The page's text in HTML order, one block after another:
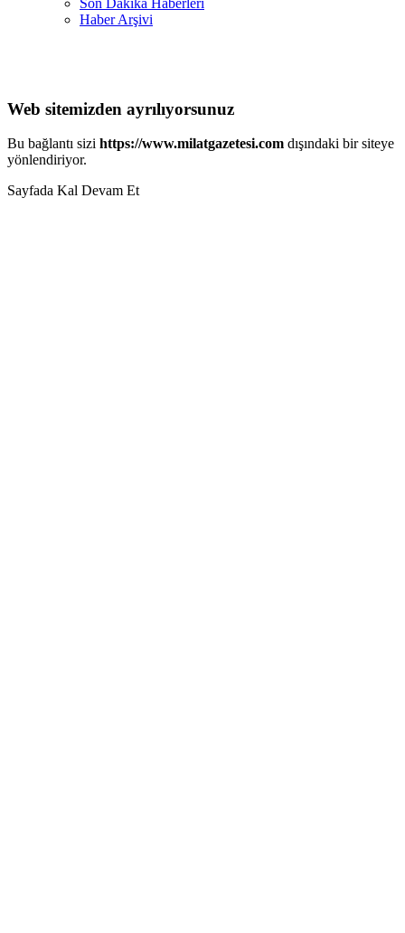
Son Dakika Haberleri
Haber Arşivi
Web sitemizden ayrılıyorsunuz
Bu bağlantı sizi https://www.milatgazetesi.com dışındaki bir siteye
yönlendiriyor.
Sayfada Kal Devam Et